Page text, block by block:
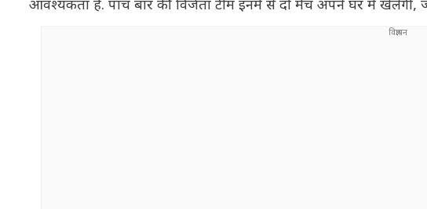
आवश्यकता है. पांच बार की विजेता टीम इनमें से दो मैच अपने घर में खेलेगी,